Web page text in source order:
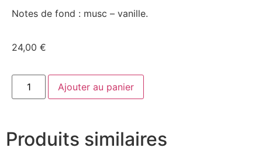
Notes de fond : musc – vanille.
24,00 €
Ajouter au panier
Produits similaires